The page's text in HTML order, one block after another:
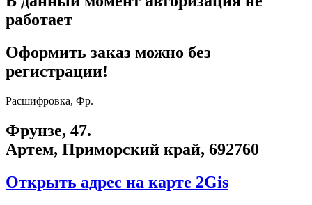
работает
Оформить заказ можно без
регистрации!
Расшифровка, Фр.
Фрунзе, 47.
Артем, Приморский край, 692760
Открыть адрес на карте 2Gis